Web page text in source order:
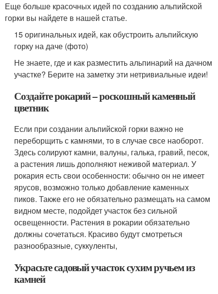
Еще больше красочных идей по созданию альпийской
горки вы найдете в нашей статье.
15 оригинальных идей, как обустроить альпийскую
горку на даче (фото)
Не знаете, где и как разместить альпинарий на дачном
участке? Берите на заметку эти нетривиальные идеи!
Создайте рокарий – роскошный каменный
цветник
Если при создании альпийской горки важно не
переборщить с камнями, то в случае свсе наоборот.
Здесь солируют камни, валуны, галька, гравий, песок,
а растения лишь дополняют неживой материал. У
рокария есть свои особенности: обычно он не имеет
ярусов, возможно только добавление каменных
пиков. Также его не обязательно размещать на самом
видном месте, подойдет участок без сильной
освещенности. Растения в рокарии обязательно
должны сочетаться. Красиво будут смотреться
разнообразные, суккуленты,
Украсьте садовый участок сухим ручьем из
камней